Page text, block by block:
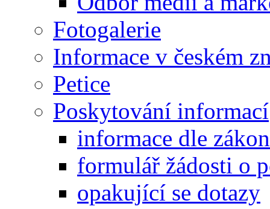
Fotogalerie
Informace v českém
Petice
Poskytování informací
informace dle
formulář žádosti o
opakující se dotazy